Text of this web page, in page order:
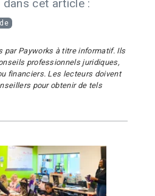
cet article :
par Payworks à titre informatif. Ils
professionnels juridiques,
financiers. Les lecteurs doivent
pour obtenir de tels